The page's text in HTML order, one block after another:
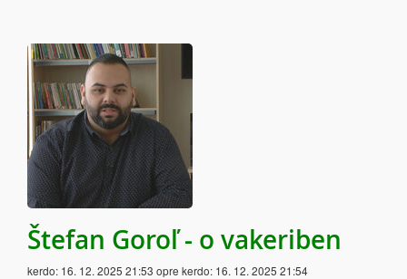
Štefan Goroľ - o vakeriben
kerdo: 16. 12. 2025 21:53 opre kerdo: 16. 12. 2025 21:54